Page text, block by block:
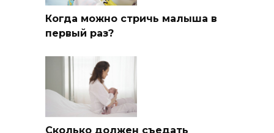
Когда можно стричь малыша в
первый раз?
Сколько должен съедать